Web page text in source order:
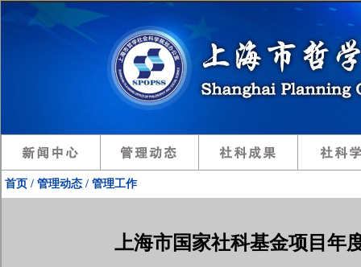
首页 / 管理动态 / 管理工作
上海市国家社科基金项目年